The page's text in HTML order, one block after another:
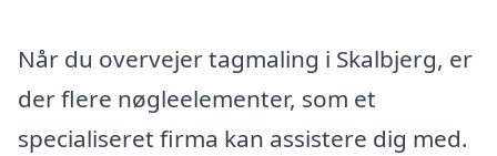
Når du overvejer tagmaling i Skalbjerg, er
der flere nøgleelementer, som et
specialiseret firma kan assistere dig med.